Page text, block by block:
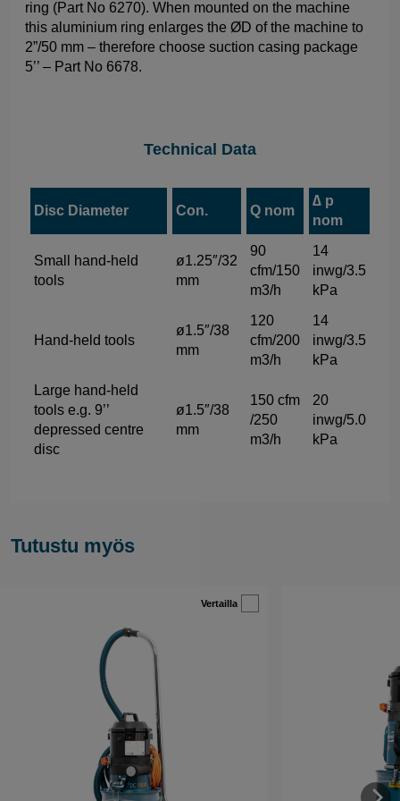
ring (Part No 6270). When mounted on the machine
this aluminium ring enlarges the ØD of the machine to
2”/50 mm – therefore choose suction casing package
5’’ – Part No 6678.
Technical Data
Disc Diameter Con. Q nom
∆ p
nom
Small hand-held
tools
ø1.25″/32
mm
90
cfm/150
m3/h
14
inwg/3.5
kPa
Hand-held tools
ø1.5″/38
mm
120
cfm/200
m3/h
14
inwg/3.5
kPa
Large hand-held
tools e.g. 9’’
depressed centre
disc
ø1.5″/38
mm
150 cfm
/250
m3/h
20
inwg/5.0
kPa
Tutustu myös
Vertailla